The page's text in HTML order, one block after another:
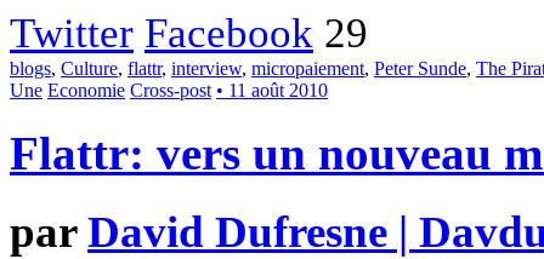
Twitter Facebook 29
blogs, Culture, flattr, interview, micropaiement, Peter Sunde, The
Une Economie Cross-post • 11 août 2010
Flattr: vers un nouveau
parDavid Dufresne |